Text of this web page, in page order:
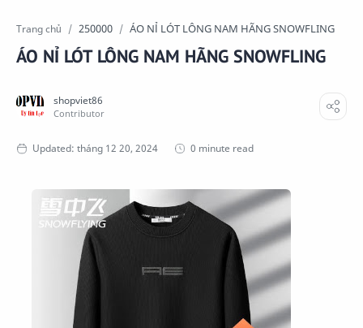
Trang chủ 250000 ÁO NỈ LÓT LÔNG NAM HÃNG SNOWFLING
ÁO NỈ LÓT LÔNG NAM HÃNG SNOWFLING
0 minute read